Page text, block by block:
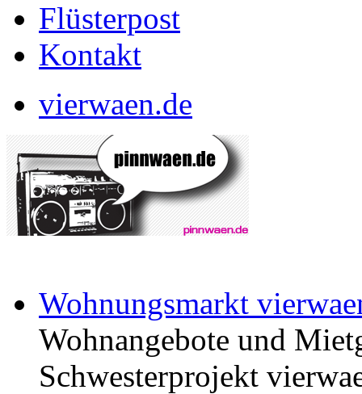
Flüsterpost
Kontakt
vierwaen.de
Wohnungsmarkt
Wohnangebote und
Schwesterprojekt